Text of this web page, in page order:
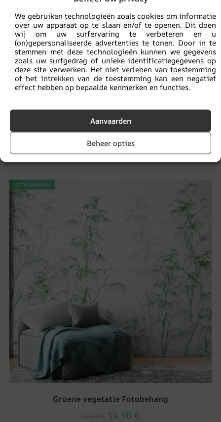
We gebruiken technologieën zoals cookies om informatie
over uw apparaat op te slaan en/of te openen. Dit doen
wij om uw surfervaring te verbeteren en u
(on)gepersonaliseerde advertenties te tonen. Door in te
stemmen met deze technologieën kunnen we gegevens
zoals uw surfgedrag of unieke identificatiegegevens op
deze site verwerken. Het niet verlenen van toestemming
of het intrekken van de toestemming kan een negatief
effect hebben op bepaalde kenmerken en functies.
Aanvaarden
Beheer opties
19.87€ 14.90€
UITVERKOOP!
Groene vegetatie Fotobehang
14.90 €